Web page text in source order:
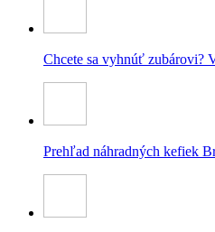
Chcete sa vyhnúť zubárovi?
Prehľad náhradných kefiek